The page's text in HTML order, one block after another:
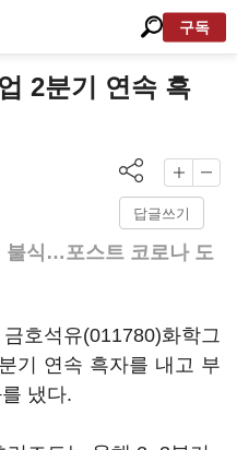
구독
2분기 연속 흑
답글쓰기
불식…포스트 코로나 도
금호석유(011780)화학그
기 연속 흑자를 내고 부
냈다.